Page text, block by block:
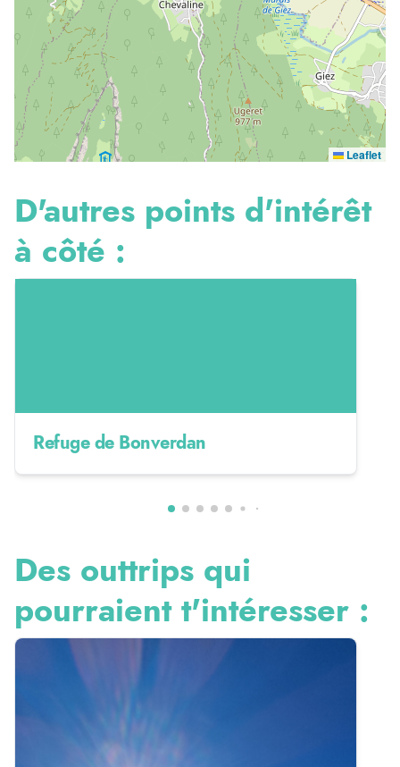
Leaflet
D'autres points d'intérêt
à côté :
Refuge de Bonverdan
Des outtrips qui
pourraient t'intéresser :